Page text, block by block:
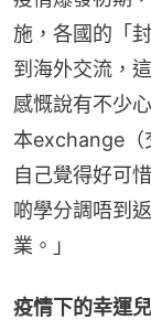
施，各國的「
到海外交流，
感慨說有不少
本exchange（
自己覺得好可
啲學分調唔到
業。」
疫情下的幸運